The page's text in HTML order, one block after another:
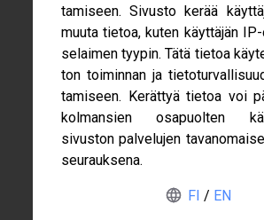
Gofore
Nimeni
Juho Lähteenmäki
ta­mi­seen. Sivusto kerää
muuta tie­toa, kuten käyt­tä­jän
selai­men tyy­pin. Tätä tie­toa
ton toi­min­nan ja
ta­mi­seen. Kerät­tyä tie­toa voi
kol­man­sien osa­puol­ten
sivus­ton pal­ve­lu­jen
seu­rauk­sena.
FI / EN